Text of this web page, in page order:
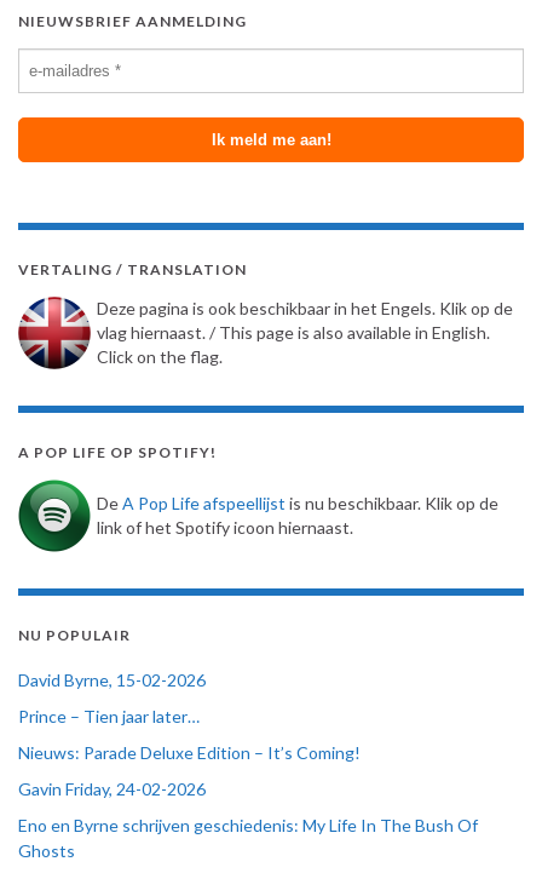
NIEUWSBRIEF AANMELDING
VERTALING / TRANSLATION
Deze pagina is ook beschikbaar in het Engels. Klik op de
vlag hiernaast. / This page is also available in English.
Click on the flag.
A POP LIFE OP SPOTIFY!
DeA Pop Life afspeellijst is nu beschikbaar. Klik op de
link of het Spotify icoon hiernaast.
NU POPULAIR
David Byrne, 15-02-2026
Prince – Tien jaar later…
Nieuws: Parade Deluxe Edition – It’s Coming!
Gavin Friday, 24-02-2026
Eno en Byrne schrijven geschiedenis: My Life In The Bush Of
Ghosts